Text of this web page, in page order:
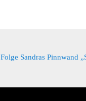
Folge Sandras Pinnwand